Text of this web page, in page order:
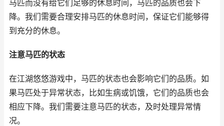
马匹而没有给它们足够的休息时间，马匹的品质也会下
降。我们需要合理安排马匹的休息时间，保证它们能够得
到充分的休息。
注意马匹的状态
在江湖悠悠游戏中，马匹的状态也会影响它们的品质。如
果马匹处于异常状态，比如生病或饥饿，它们的品质也会
相应下降。我们需要注意马匹的状态，及时处理异常情
况。